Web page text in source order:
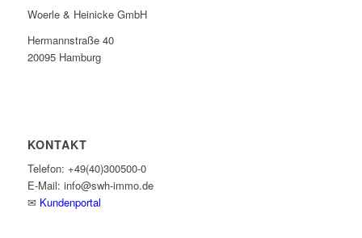
Woerle & Heinicke GmbH
Hermannstraße 40
20095 Hamburg
KONTAKT
Telefon: +49(40)300500-0
E-Mail: info@swh-immo.de
✉ Kundenportal